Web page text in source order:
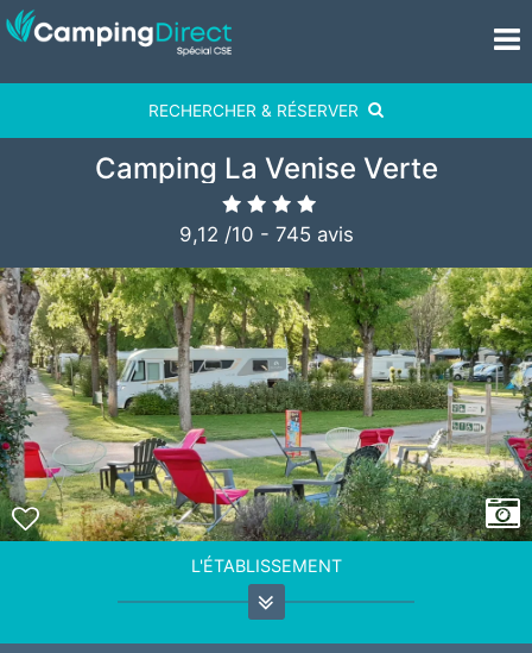
RECHERCHER & RÉSERVER
Camping La Venise Verte
9,12 /10 - 745 avis
L'ÉTABLISSEMENT